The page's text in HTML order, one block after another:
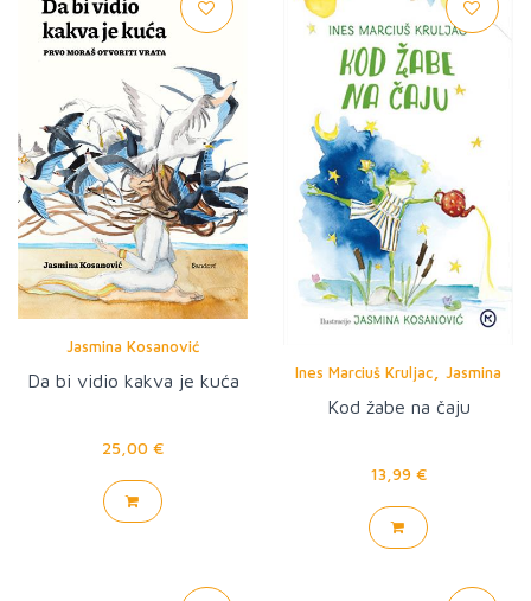
Jasmina Kosanović
Da bi vidio kakva je kuća
25,00 €
Ines Marciuš Kruljac
Jasmina
Kosanović
Kod žabe na čaju
13,99 €